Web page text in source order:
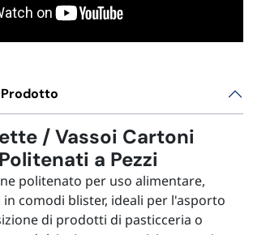
/ Vassoi Cartoni
Politenati a Pezzi
politenato per uso alimentare,
comodi blister, ideali per l'asporto
di prodotti di pasticceria o